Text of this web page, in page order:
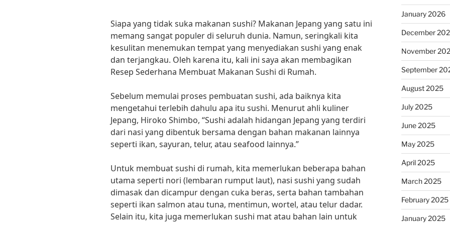
Siapa yang tidak suka makanan sushi? Makanan Jepang yang satu ini
memang sangat populer di seluruh dunia. Namun, seringkali kita
kesulitan menemukan tempat yang menyediakan sushi yang enak
dan terjangkau. Oleh karena itu, kali ini saya akan membagikan
Resep Sederhana Membuat Makanan Sushi di Rumah.
Sebelum memulai proses pembuatan sushi, ada baiknya kita
mengetahui terlebih dahulu apa itu sushi. Menurut ahli kuliner
Jepang, Hiroko Shimbo, “Sushi adalah hidangan Jepang yang terdiri
dari nasi yang dibentuk bersama dengan bahan makanan lainnya
seperti ikan, sayuran, telur, atau seafood lainnya.”
Untuk membuat sushi di rumah, kita memerlukan beberapa bahan
utama seperti nori (lembaran rumput laut), nasi sushi yang sudah
dimasak dan dicampur dengan cuka beras, serta bahan tambahan
seperti ikan salmon atau tuna, mentimun, wortel, atau telur dadar.
Selain itu, kita juga memerlukan sushi mat atau bahan lain untuk
January 2026
December
November
September
August 2025
July 2025
June 2025
May 2025
April 2025
March 2025
February 2025
January 2025